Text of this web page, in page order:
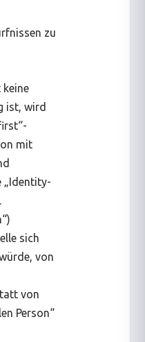
zu
ist, wird
mit
„Identity-
sich
von
von
Person“